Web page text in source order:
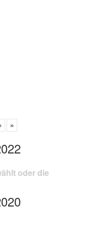
› »
oder die